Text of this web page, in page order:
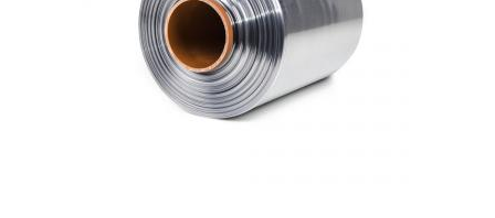
Insbesondere Polyolefin-Schrumpffolien (PF) eignen sich für das
Einschweißen von Lebensmitteln in Schrumpffolien, da sie
lebensmittelecht sind.Parameter:Länge: 400 m Breite: 200 mm Dicke: 30
Mikrometer (0,030 mm) Schrumpfungstemperatur: >90°C
Schrumpfungsrate: 1,6 : 1 Folienart: PVC Form: halber Ärmel (L)
Innendurchmesser der Rolle: 75 mm Farbe: transparent